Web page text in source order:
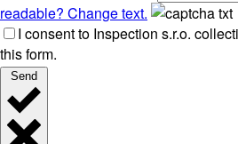
readable? Change text.
I consent to Inspection s.r.o.
this form.
Send